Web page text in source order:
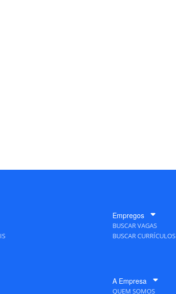
Empregos
BUSCAR VAGAS
BUSCAR CURRÍCULOS
A Empresa
QUEM SOMOS